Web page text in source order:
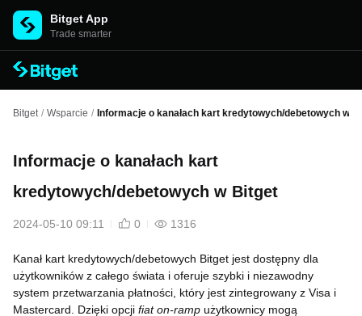
Bitget App
Trade smarter
Bitget / Wsparcie / Informacje o kanałach kart kredytowych/debetowych w
Informacje o kanałach kart
kredytowych/debetowych w Bitget
2024-05-10 09:11 0 1316
Kanał kart kredytowych/debetowych Bitget jest dostępny dla
użytkowników z całego świata i oferuje szybki i niezawodny
system przetwarzania płatności, który jest zintegrowany z Visa i
Mastercard. Dzięki opcji fiat on-ramp użytkownicy mogą